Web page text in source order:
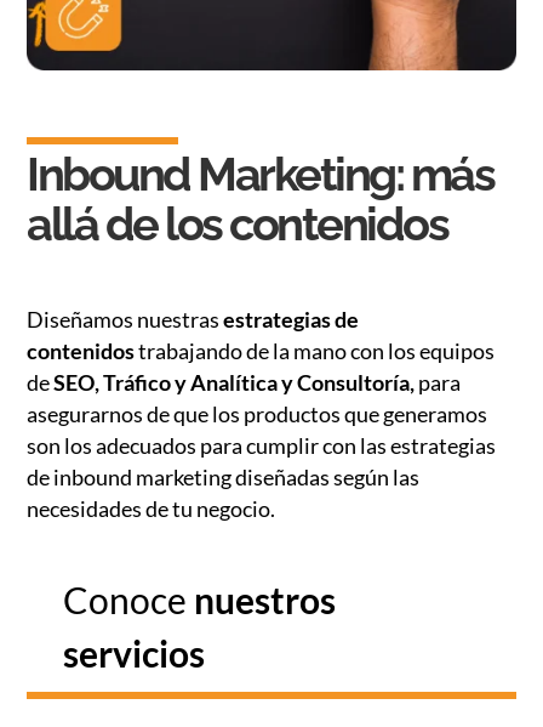
Inbound Marketing: más
allá de los contenidos
Diseñamos nuestrasestrategias de
contenidostrabajando de la mano con los equipos
deSEO, Tráfico y Analítica y Consultoría,para
asegurarnos de que los productos que generamos
son los adecuados para cumplir con las estrategias
de inbound marketing diseñadas según las
necesidades de tu negocio.
Conoce nuestros
servicios